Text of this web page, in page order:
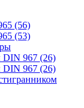
(56)
(53)
DIN 967 (26)
DIN 967 (26)